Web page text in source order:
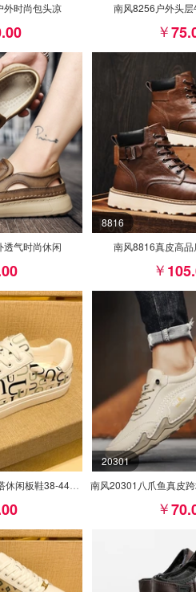
外时尚包头凉
南风8256户外头
气时尚休闲
8816
南风8816真皮高
20301